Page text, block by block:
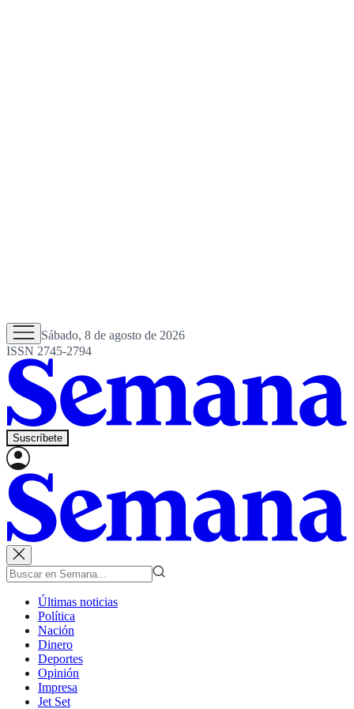
Sábado, 8 de agosto de 2026
ISSN 2745-2794
Suscríbete
Últimas noticias
Política
Nación
Dinero
Deportes
Opinión
Impresa
Jet Set